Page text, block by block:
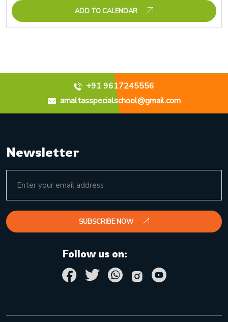
ADD TO CALENDAR
+91 9617245556
amaltasspecialschool@gmail.com
Newsletter
SUBSCRIBE NOW
Follow us on: